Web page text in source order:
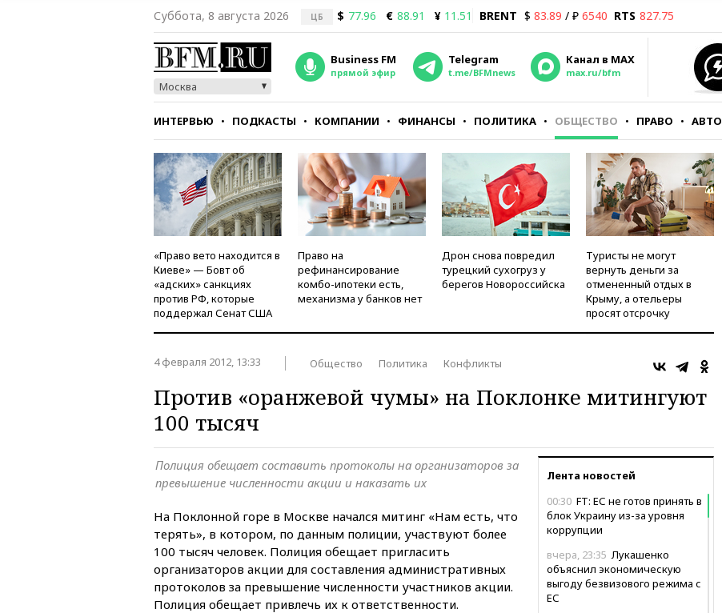
Суббота, 8 августа 2026 ЦБ $ 77.96 € 88.91 ¥ 11.51 BRENT $ 83.89 / ₽ 6540 RTS 827.75
Москва
Business FM
прямой эфир
Telegram
t.me/BFMnews
Канал в MAX
max.ru/bfm
ИНТЕРВЬЮ ПОДКАСТЫ КОМПАНИИ ФИНАНСЫ ПОЛИТИКА ОБЩЕСТВО ПРАВО АВТО
СТИЛЬ ТЕСТЫ
«Право вето находится в
Киеве» — Бовт об
«адских» санкциях
против РФ, которые
поддержал Сенат США
Право на
рефинансирование
комбо-ипотеки есть,
механизма у банков нет
Дрон снова повредил
турецкий сухогруз у
берегов Новороссийска
Туристы не могут
вернуть деньги за
отмененный отдых в
Крыму, а отельеры
просят отсрочку
4 февраля 2012, 13:33 Общество Политика Конфликты
Против «оранжевой чумы» на Поклонке митингуют
100 тысяч
Лента новостей
00:30 FT: ЕС не готов принять в
блок Украину из-за уровня
коррупции
вчера, 23:35 Лукашенко
объяснил экономическую
выгоду безвизового режима с
ЕС
Полиция обещает составить протоколы на организаторов за
превышение численности акции и наказать их
На Поклонной горе в Москве начался митинг «Нам есть, что
терять», в котором, по данным полиции, участвуют более
100 тысяч человек. Полиция обещает пригласить
организаторов акции для составления административных
протоколов за превышение численности участников акции.
Полиция обещает привлечь их к ответственности.